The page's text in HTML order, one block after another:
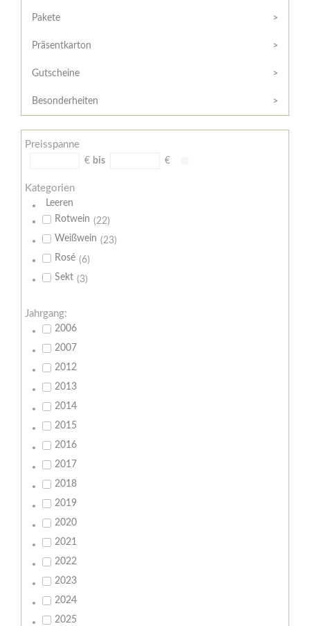
/
Widerrufsformular
AGB
Zahlungsbedingungen
Meine
Pakete
Präsentkarton
Gutscheine
Besonderheiten
Preisspanne
€ bis €
Kategorien
Leeren
Rotwein (22)
Weißwein (23)
Rosé (6)
Sekt (3)
Jahrgang:
2006
2007
2012
2013
2014
2015
2016
2017
2018
2019
2020
2021
2022
2023
2024
2025